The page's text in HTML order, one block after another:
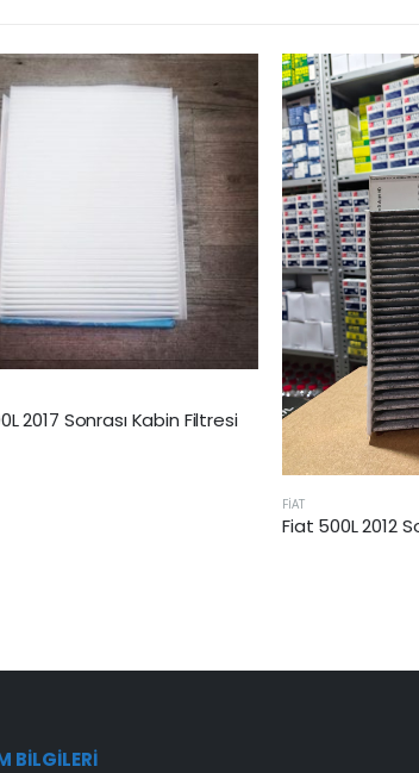
2017 Sonrası Kabin Filtresi
FİAT
Fiat 500L 2012
BILGILERI